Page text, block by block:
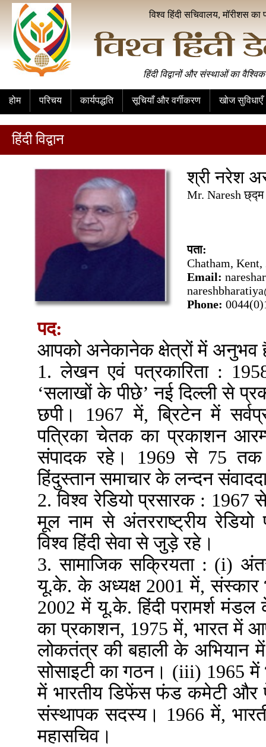
विश्व हिंदी सचिवालय, मॉरीशस का
हिंदी विद्वानों और संस्थाओं का
होम परिचय कार्यपद्धति सूचियाँ और वर्गीकरण खोज सुविधाएँ
हिंदी विद्वान
श्री नरेश
Mr. Naresh छ्द्म
पता:
Chatham,
Email:
Phone:
पद:
आपको अनेकानेक क्षेत्रों में अनुभव
1. लेखन एवं पत्रकारिता :
‘सलाखों के पीछे’ नई दिल्ली से
छपी। 1967 में, ब्रिटेन में
पत्रिका चेतक का प्रकाशन
संपादक रहे। 1969 से 75 तक
हिंदुस्तान समाचार के लन्दन
2. विश्व रेडियो प्रसारक :
मूल नाम से अंतरराष्ट्रीय
विश्व हिंदी सेवा से जुड़े रहे।
3. सामाजिक सक्रियता : (i)
यू.के. के अध्यक्ष 2001 में, संस्कार
2002 में यू.के. हिंदी परामर्श
का प्रकाशन, 1975 में, भारत में
लोकतंत्र की बहाली के अभियान
सोसाइटी का गठन। (iii) 1965 में
में भारतीय डिफेंस फंड कमेटी
संस्थापक सदस्य। 1966 में,
महासचिव।